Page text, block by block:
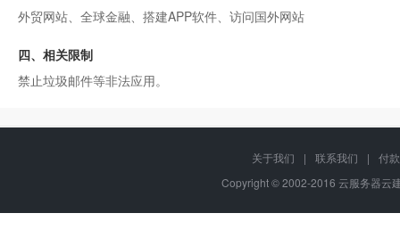
外贸网站、全球金融、搭建APP软件、访问国外网站
四、相关限制
禁止垃圾邮件等非法应用。
关于我们 | 联系我们 |
付
Copyright © 2002-2016 云服务器